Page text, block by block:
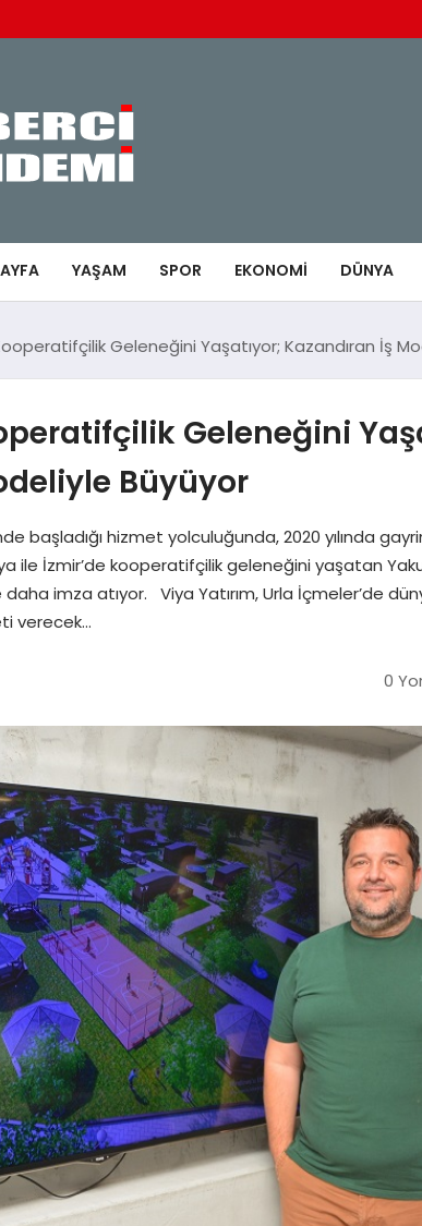
YAŞAM SPOR EKONOMI DÜNYA
Geleneğini Yaşatıyor; Kazandıran İş
Geleneğini
Büyüyor
hizmet yolculuğunda, 2020 yılında
ile İzmir’de kooperatifçilik geleneğini yaşatan
daha imza atıyor. Viya Yatırım, Urla İçmeler’de
verecek…
0